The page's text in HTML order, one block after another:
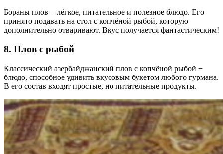
Бораны плов − лёгкое, питательное и полезное блюдо. Его
принято подавать на стол с копчёной рыбой, которую
дополнительно отваривают. Вкус получается фантастическим!
8. Плов с рыбой
Классический азербайджанский плов с копчёной рыбой −
блюдо, способное удивить вкусовым букетом любого гурмана.
В его состав входят простые, но питательные продукты.